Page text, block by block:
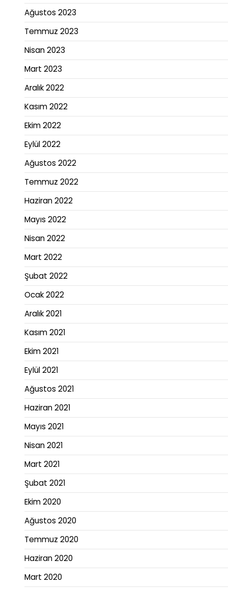
Ağustos 2023
Temmuz 2023
Nisan 2023
Mart 2023
Aralık 2022
Kasım 2022
Ekim 2022
Eylül 2022
Ağustos 2022
Temmuz 2022
Haziran 2022
Mayıs 2022
Nisan 2022
Mart 2022
Şubat 2022
Ocak 2022
Aralık 2021
Kasım 2021
Ekim 2021
Eylül 2021
Ağustos 2021
Haziran 2021
Mayıs 2021
Nisan 2021
Mart 2021
Şubat 2021
Ekim 2020
Ağustos 2020
Temmuz 2020
Haziran 2020
Mart 2020